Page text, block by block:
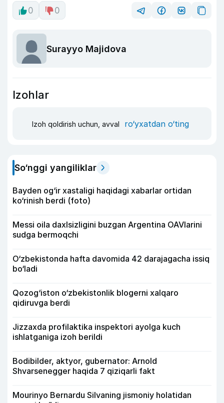
0 0
Surayyo Majidova
Izohlar
Izoh qoldirish uchun, avval ro‘yxatdan o‘ting
So‘nggi yangiliklar
Bayden og‘ir xastaligi haqidagi xabarlar ortidan
ko‘rinish berdi (foto)
Messi oila daxlsizligini buzgan Argentina OAVlarini
sudga bermoqchi
O‘zbekistonda hafta davomida 42 darajagacha issiq
bo‘ladi
Qozog‘iston o‘zbekistonlik blogerni xalqaro
qidiruvga berdi
Jizzaxda profilaktika inspektori ayolga kuch
ishlatganiga izoh berildi
Bodibilder, aktyor, gubernator: Arnold
Shvarsenegger haqida 7 qiziqarli fakt
Mourinyo Bernardu Silvaning jismoniy holatidan